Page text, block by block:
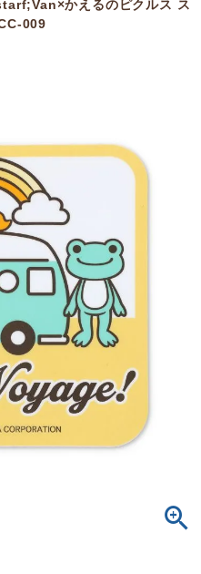
かえるのピクルス ス
009